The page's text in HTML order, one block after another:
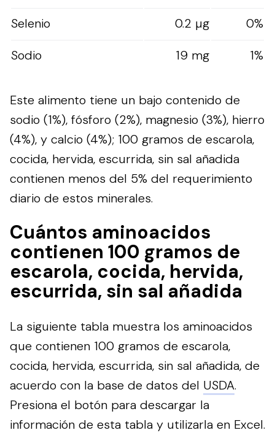
Selenio
0.2 µg
0%
Sodio
19 mg 1%
Este alimento tiene un bajo contenido de
sodio (1%), fósforo (2%), magnesio (3%), hierro
(4%), y calcio (4%); 100 gramos de escarola,
cocida, hervida, escurrida, sin sal añadida
contienen menos del 5% del requerimiento
diario de estos minerales.
Cuántos aminoacidos
contienen 100 gramos de
escarola, cocida, hervida,
escurrida, sin sal añadida
La siguiente tabla muestra los aminoacidos
que contienen 100 gramos de escarola,
cocida, hervida, escurrida, sin sal añadida, de
acuerdo con la base de datos del USDA.
Presiona el botón para descargar la
información de esta tabla y utilizarla en Excel.